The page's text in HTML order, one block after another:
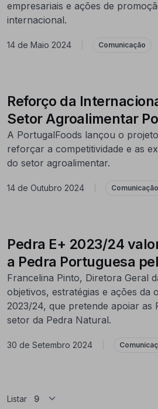
empresariais e ações de
internacional.
14 de Maio 2024 Comunicação
Reforço da
Setor Agroalimentar
A PortugalFoods lançou o
reforçar a competitividade e as
do setor agroalimentar.
14 de Outubro 2024 Comunicação
Pedra E+ 2023/24
a Pedra Portuguesa
Francelina Pinto, Diretora Geral
objetivos, estratégias e ações da
2023/24, que pretende apoiar as
setor da Pedra Natural.
30 de Setembro 2024
Listar